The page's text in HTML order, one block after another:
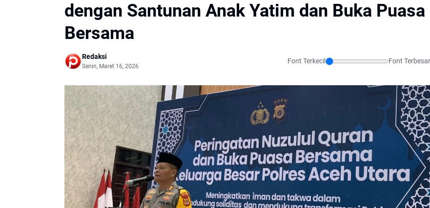
dengan Santunan Anak Yatim dan Buka Puasa
Bersama
Redaksi
Senin, Maret 16, 2026
Font Terkecil Font Terbesar